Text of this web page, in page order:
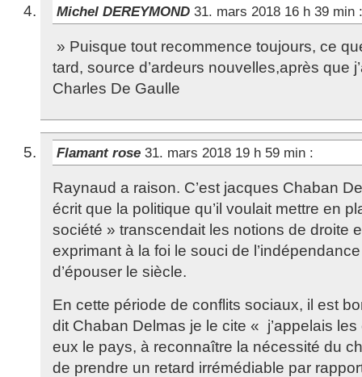
Michel DEREYMOND 31. mars 2018 16 h 39 min :
» Puisque tout recommence toujours, ce
tard, source d’ardeurs nouvelles,après que
Charles De Gaulle
Flamant rose 31. mars 2018 19 h 59 min :
Raynaud a raison. C’est jacques Chaban
écrit que la politique qu’il voulait mettre en
société » transcendait les notions de droite
exprimant à la foi le souci de
d’épouser le siècle.
En cette période de conflits sociaux, il est
dit Chaban Delmas je le cite « j’appelais
eux le pays, à reconnaître la nécessité du
de prendre un retard irrémédiable par